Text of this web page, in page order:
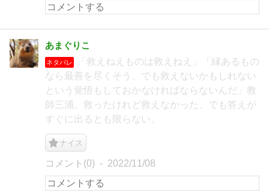
あまぐりこ
ネタバレ
「救えねえものは救えねえ」「縁あるもの
なら最善を尽くそう、でも救えないかもしれない
という覚悟もしておかなければならないんだ」教
師三浦。救ったけれど救えなかった、でも答えが
すぐに出るとも限らない。
ナイス
コメント(0) 2022/11/08